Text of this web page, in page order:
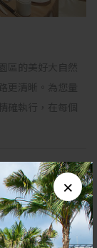
×
區的美好大自然
更清晰。為您量
確執行，在每個